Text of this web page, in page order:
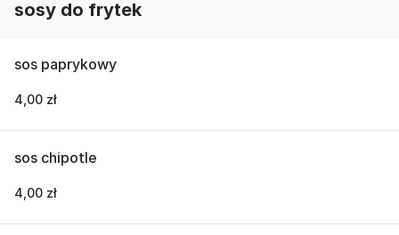
sosy do frytek
sos paprykowy
4,00 zł
sos chipotle
4,00 zł